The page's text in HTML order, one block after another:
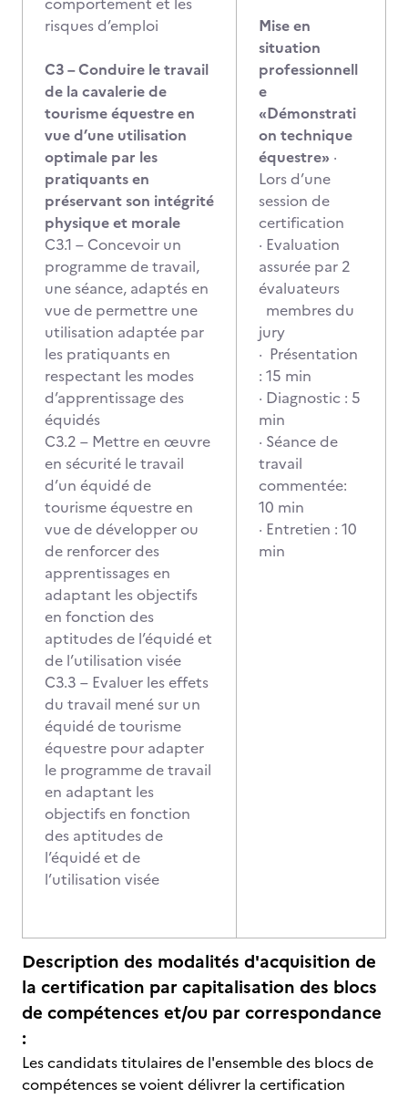
risques d’emploi
C3 – Conduire le travail
de la cavalerie de
tourisme équestre en
vue d’une utilisation
optimale par les
pratiquants en
préservant son intégrité
physique et morale
C3.1 – Concevoir un
programme de travail,
une séance, adaptés en
vue de permettre une
utilisation adaptée par
les pratiquants en
respectant les modes
d’apprentissage des
équidés
C3.2 – Mettre en œuvre
en sécurité le travail
d’un équidé de
tourisme équestre en
vue de développer ou
de renforcer des
apprentissages en
adaptant les objectifs
en fonction des
aptitudes de l’équidé et
de l’utilisation visée
C3.3 – Evaluer les effets
du travail mené sur un
équidé de tourisme
équestre pour adapter
le programme de travail
en adaptant les
objectifs en fonction
des aptitudes de
l’équidé et de
l’utilisation visée
Mise en
situation
professionnell
e
«Démonstrati
on technique
équestre» ·
Lors d’une
session de
certification
· Evaluation
assurée par 2
évaluateurs
membres du
jury
· Présentation
: 15 min
· Diagnostic : 5
min
· Séance de
travail
commentée:
10 min
· Entretien : 10
min
Description des modalités d'acquisition de
la certification par capitalisation des blocs
de compétences et/ou par correspondance
:
Les candidats titulaires de l'ensemble des blocs de
compétences se voient délivrer la certification